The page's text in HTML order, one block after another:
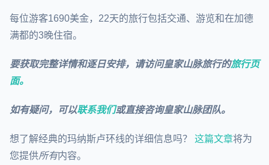
每位游客1690美金，22天的旅行包括交通、游览和在加德
满都的3晚住宿。
要获取完整详情和逐日安排，请访问皇家山脉旅行的旅行页
面。
如有疑问，可以联系我们或直接咨询皇家山脉团队。
想了解经典的玛纳斯卢环线的详细信息吗？ 这篇文章将为
您提供所有内容。